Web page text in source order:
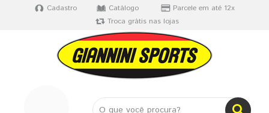
Cadastro Catálogo
Parcele em até 12x
Troca grátis nas lojas